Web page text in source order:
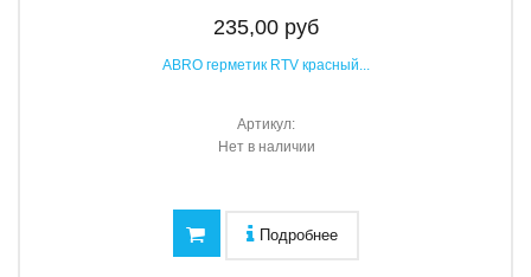
235,00 руб
ABRO герметик RTV красный...
Артикул:
Нет в наличии
Подробнее